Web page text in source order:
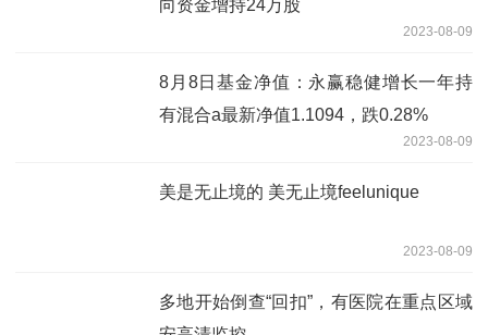
向资金增持24万股
2023-08-09
8月8日基金净值：永赢稳健增长一年持
有混合a最新净值1.1094，跌0.28%
2023-08-09
美是无止境的 美无止境feelunique
2023-08-09
多地开始倒查“回扣”，有医院在重点区域